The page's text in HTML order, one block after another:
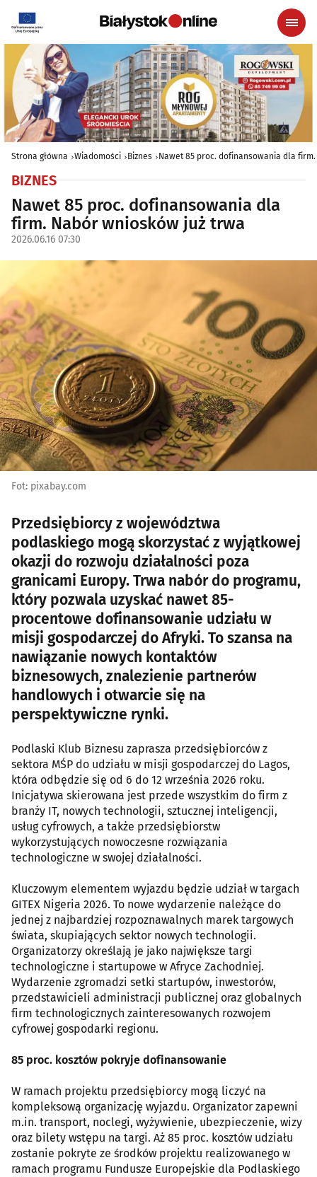
Strona główna Wiadomości Biznes Nawet 85 proc. dofinansowania dla
BIZNES
Nawet 85 proc. dofinansowania dla
firm. Nabór wniosków już trwa
2026.06.16 07:30
Fot: pixabay.com
Przedsiębiorcy z województwa
podlaskiego mogą skorzystać z wyjątkowej
okazji do rozwoju działalności poza
granicami Europy. Trwa nabór do programu,
który pozwala uzyskać nawet 85-
procentowe dofinansowanie udziału w
misji gospodarczej do Afryki. To szansa na
nawiązanie nowych kontaktów
biznesowych, znalezienie partnerów
handlowych i otwarcie się na
perspektywiczne rynki.
Podlaski Klub Biznesu zaprasza przedsiębiorców z
sektora MŚP do udziału w misji gospodarczej do Lagos,
która odbędzie się od 6 do 12 września 2026 roku.
Inicjatywa skierowana jest przede wszystkim do firm z
branży IT, nowych technologii, sztucznej inteligencji,
usług cyfrowych, a także przedsiębiorstw
wykorzystujących nowoczesne rozwiązania
technologiczne w swojej działalności.
Kluczowym elementem wyjazdu będzie udział w targach
GITEX Nigeria 2026. To nowe wydarzenie należące do
jednej z najbardziej rozpoznawalnych marek targowych
świata, skupiających sektor nowych technologii.
Organizatorzy określają je jako największe targi
technologiczne i startupowe w Afryce Zachodniej.
Wydarzenie zgromadzi setki startupów, inwestorów,
przedstawicieli administracji publicznej oraz globalnych
firm technologicznych zainteresowanych rozwojem
cyfrowej gospodarki regionu.
85 proc. kosztów pokryje dofinansowanie
W ramach projektu przedsiębiorcy mogą liczyć na
kompleksową organizację wyjazdu. Organizator zapewni
m.in. transport, noclegi, wyżywienie, ubezpieczenie, wizy
oraz bilety wstępu na targi. Aż 85 proc. kosztów udziału
zostanie pokryte ze środków projektu realizowanego w
ramach programu Fundusze Europejskie dla Podlaskiego